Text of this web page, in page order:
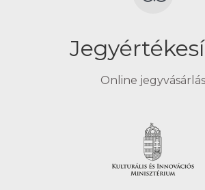
Online jegyvásárlás